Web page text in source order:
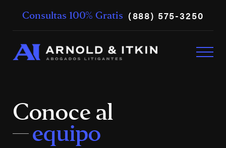
Consultas 100% Gratis (888) 575-3250
Conoce al
equipo